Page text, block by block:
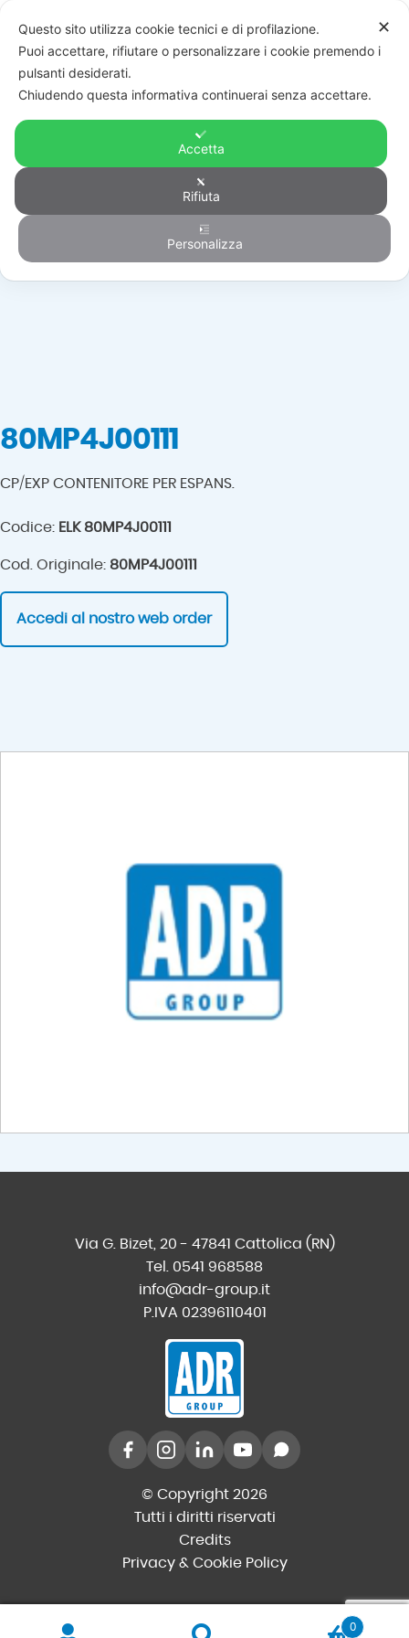
Generico
80MP4J00111
CP/EXP CONTENITORE PER ESPANS.
Codice: ELK 80MP4J00111
Cod. Originale: 80MP4J00111
Accedi al nostro web order
Via G. Bizet, 20 - 47841 Cattolica (RN)
Tel. 0541 968588
info@adr-group.it
P.IVA 02396110401
© Copyright 2026
Tutti i diritti riservati
Credits
Privacy & Cookie Policy
0
✕
Questo sito utilizza cookie tecnici e di profilazione.
Puoi accettare, rifiutare o personalizzare i cookie premendo i
pulsanti desiderati.
Chiudendo questa informativa continuerai senza accettare.
Accetta
Rifiuta
Personalizza